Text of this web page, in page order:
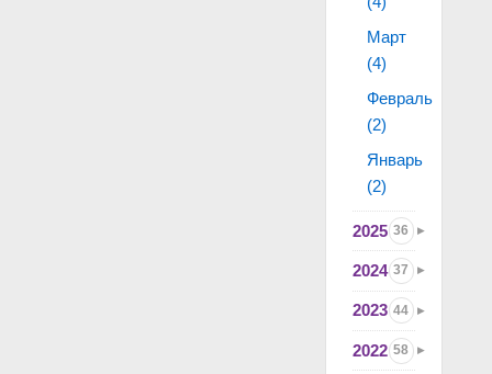
Март
(4)
Февраль
(2)
Январь
(2)
2025 36
2024 37
2023 44
2022 58